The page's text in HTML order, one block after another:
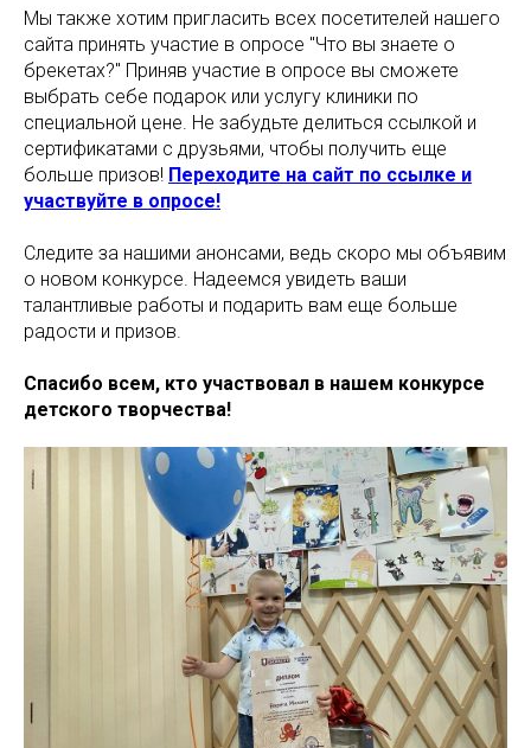
Мы также хотим пригласить всех посетителей нашего
сайта принять участие в опросе "Что вы знаете о
брекетах?" Приняв участие в опросе вы сможете
выбрать себе подарок или услугу клиники по
специальной цене. Не забудьте делиться ссылкой и
сертификатами с друзьями, чтобы получить еще
больше призов! Переходите на сайт по ссылке и
участвуйте в опросе!
Следите за нашими анонсами, ведь скоро мы объявим
о новом конкурсе. Надеемся увидеть ваши
талантливые работы и подарить вам еще больше
радости и призов.
Спасибо всем, кто участвовал в нашем конкурсе
детского творчества!